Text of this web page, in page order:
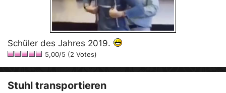
Schüler des Jahres 2019.
5,00/5 (2 Votes)
Stuhl transportieren